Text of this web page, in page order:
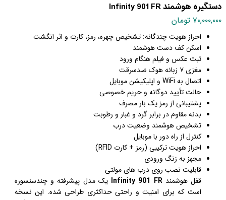
دستگیره هوشمند Infinity 901 FR
۷۰,۰۰۰,۰۰۰ تومان
احراز هویت چندگانه: تشخیص چهره، رمز، کارت و اثر انگشت
اسکن کف دست هوشمند
ثبت عکس و فیلم هنگام ورود
مغزی ۷ زبانه هوک ضدسرقت
اتصال به WiFi و اپلیکیشن موبایل
حالت تأیید دوگانه و حریم خصوصی
پشتیبانی از رمز یک بار مصرف
بدنه مقاوم در برابر گرد و غبار و رطوبت
تشخیص هوشمند وضعیت درب
کنترل از راه دور با موبایل
احراز هویت ترکیبی (رمز + کارت RFID)
مجهز به زنگ ورودی
قابلیت نصب روی درب های مولتی
قفل هوشمندInfinity 901 FR یک مدل پیشرفته و چند‌سنسوره
است که برای امنیت و راحتی حداکثری طراحی شده. این نسخه